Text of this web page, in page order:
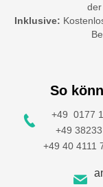
Inklusive:
So
+49 0177
+49
+49 40 4111